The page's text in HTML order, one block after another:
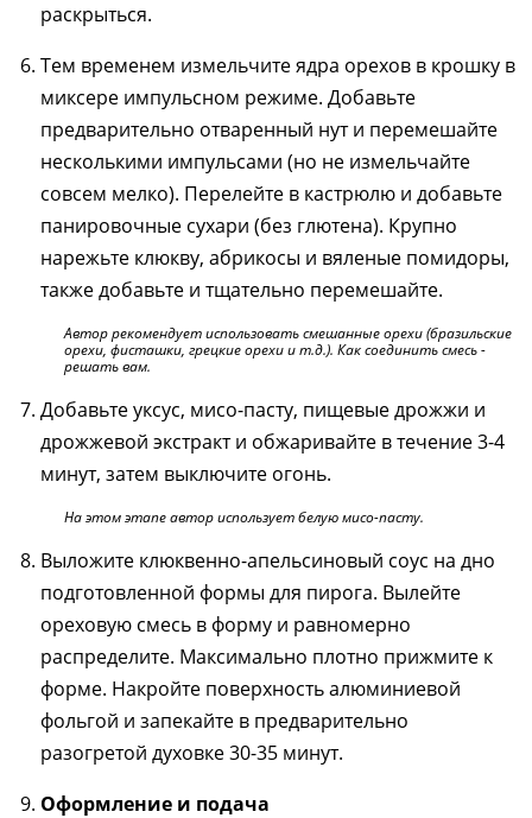
раскрыться.
Тем временем измельчите ядра орехов в крошку в
миксере импульсном режиме. Добавьте
предварительно отваренный нут и перемешайте
несколькими импульсами (но не измельчайте
совсем мелко). Перелейте в кастрюлю и добавьте
панировочные сухари (без глютена). Крупно
нарежьте клюкву, абрикосы и вяленые помидоры,
также добавьте и тщательно перемешайте.
Автор рекомендует использовать смешанные орехи (бразильские
орехи, фисташки, грецкие орехи и т.д.). Как соединить смесь -
решать вам.
Добавьте уксус, мисо-пасту, пищевые дрожжи и
дрожжевой экстракт и обжаривайте в течение 3-4
минут, затем выключите огонь.
На этом этапе автор использует белую мисо-пасту.
Выложите клюквенно-апельсиновый соус на дно
подготовленной формы для пирога. Вылейте
ореховую смесь в форму и равномерно
распределите. Максимально плотно прижмите к
форме. Накройте поверхность алюминиевой
фольгой и запекайте в предварительно
разогретой духовке 30-35 минут.
Оформление и подача